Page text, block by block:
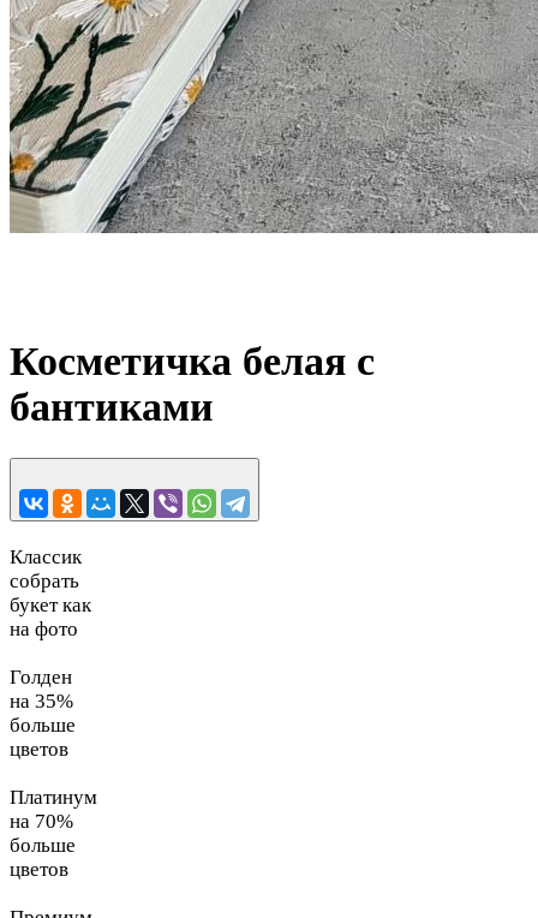
Косметичка белая с
бантиками
Классик
собрать
букет как
на фото
Голден
на 35%
больше
цветов
Платинум
на 70%
больше
цветов